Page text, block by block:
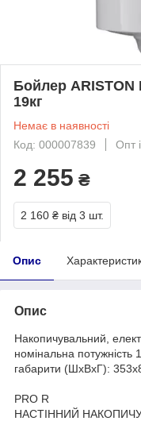
Бойлер ARISTON
19кг
Немає в наявності
Код: 000007839
Опт
2 255 ₴
2 160 ₴ від 3 шт.
Опис
Опис
Накопичувальний,
номінальна потужність
габарити (ШхВхГ):
PRO R
НАСТІННИЙ